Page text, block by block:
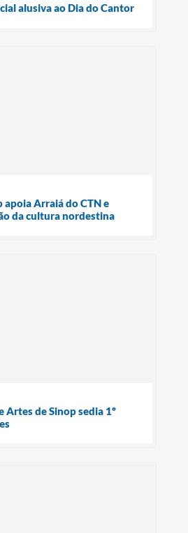
alusiva ao Dia do Cantor
apoia Arraiá do CTN e
da cultura nordestina
Artes de Sinop sedia 1º